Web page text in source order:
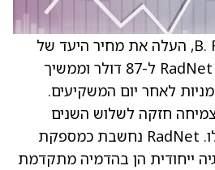
יואן ז’י, אנליסט ב-B. Riley, העלה את מחיר היעד של
הפירמה עבור RadNet (RDNT) ל-87 דולר וממשיך
לאחר יום המשקיעים.
חזקה לשלוש השנים
הבאות, לפי הניתוח שלו. RadNet נחשבת כמספקת
ייחודית הן בהדמיה מתקדמת